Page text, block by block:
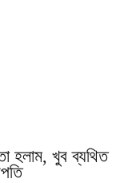
হলাম, খুব ব্যথিত